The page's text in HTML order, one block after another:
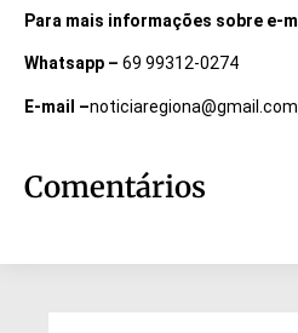
Para mais informações sobre e-
Whatsapp – 69 99312-0274
E-mail –noticiaregiona@gmail.com
Comentários